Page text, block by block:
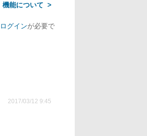
機能について
ログインが必要で
2017/03/12 9:45